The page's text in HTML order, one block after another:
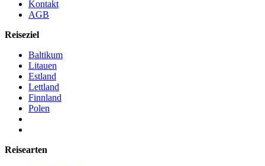
Kontakt
AGB
Reiseziel
Baltikum
Litauen
Estland
Lettland
Finnland
Polen
Reisearten